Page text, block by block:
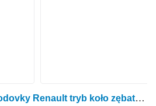
Ozubené koleso prevodovky Renault tryb koło zębate tylny most wałek ataku ceres celtis ergos cergo na kolesového traktora Renault